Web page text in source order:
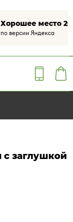
Хорошее место
по версии Яндекса
с заглушкой